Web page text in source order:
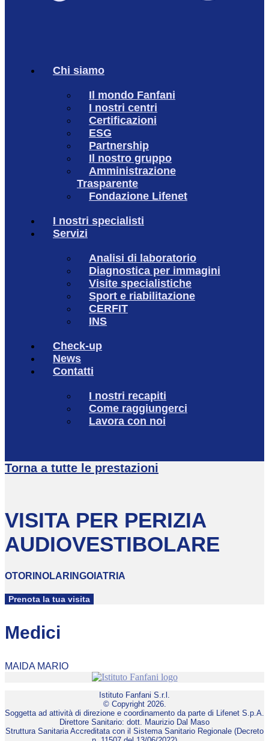
Chi siamo
Il mondo Fanfani
I nostri centri
Certificazioni
ESG
Partnership
Il nostro gruppo
Amministrazione
Trasparente
Fondazione Lifenet
I nostri specialisti
Servizi
Analisi di laboratorio
Diagnostica per immagini
Visite specialistiche
Sport e riabilitazione
CERFIT
INS
Check-up
News
Contatti
I nostri recapiti
Come raggiungerci
Lavora con noi
Torna a tutte le prestazioni
VISITA PER PERIZIA
AUDIOVESTIBOLARE
OTORINOLARINGOIATRIA
Prenota la tua visita
Medici
MAIDA MARIO
Istituto Fanfani S.r.l.
© Copyright 2026.
Soggetta ad attività di direzione e coordinamento da parte di Lifenet S.p.A.
Direttore Sanitario: dott. Maurizio Dal Maso
Struttura Sanitaria Accreditata con il Sistema Sanitario Regionale (Decreto